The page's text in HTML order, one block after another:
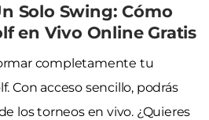
Solo Swing: Cómo
en Vivo Online Gratis
completamente tu
Con acceso sencillo, podrás
los torneos en vivo. ¿Quieres